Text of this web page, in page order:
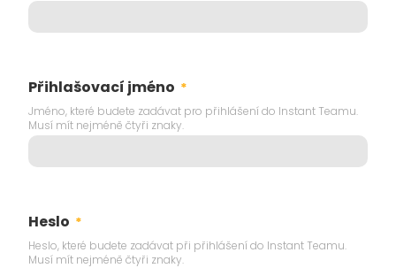
Přihlašovací jméno *
Jméno, které budete zadávat pro přihlášení do Instant Teamu.
Musí mít nejméně čtyři znaky.
Heslo *
Heslo, které budete zadávat při přihlášení do Instant Teamu.
Musí mít nejméně čtyři znaky.